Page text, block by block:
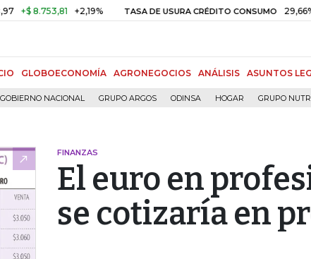
+2,19% TASA DE USURA CRÉDITO CONSUMO 29,66%
GLOBOECONOMÍA AGRONEGOCIOS ANÁLISIS ASUNTOS
GOBIERNO NACIONAL GRUPO ARGOS ODINSA HOGAR GRUPO
FINANZAS
El euro en
se cotizaría en